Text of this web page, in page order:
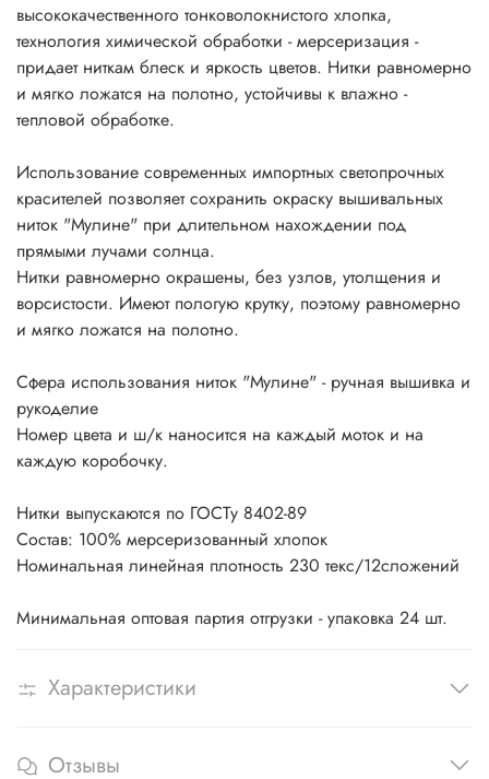
высококачественного тонковолокнистого хлопка,
технология химической обработки - мерсеризация -
придает ниткам блеск и яркость цветов. Нитки равномерно
и мягко ложатся на полотно, устойчивы к влажно -
тепловой обработке.
Использование современных импортных светопрочных
красителей позволяет сохранить окраску вышивальных
ниток "Мулине" при длительном нахождении под
прямыми лучами солнца.
Нитки равномерно окрашены, без узлов, утолщения и
ворсистости. Имеют пологую крутку, поэтому равномерно
и мягко ложатся на полотно.
Сфера использования ниток "Мулине" - ручная вышивка и
рукоделие
Номер цвета и ш/к наносится на каждый моток и на
каждую коробочку.
Нитки выпускаются по ГОСТу 8402-89
Состав: 100% мерсеризованный хлопок
Номинальная линейная плотность 230 текс/12сложений
Минимальная оптовая партия отгрузки - упаковка 24 шт.
Характеристики
Отзывы